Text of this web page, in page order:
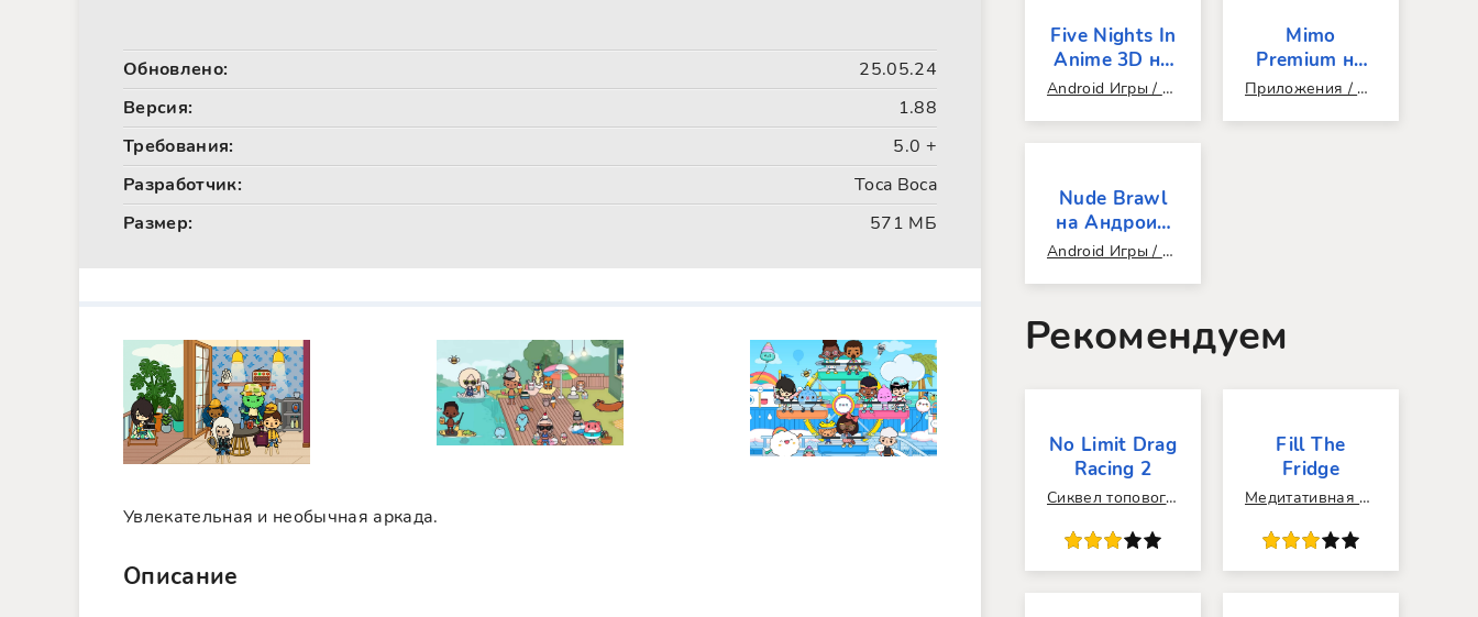
Обновлено:
25.05.24
Версия:
1.88
Требования:
5.0 +
Разработчик:
Toca Boca
Размер:
571 МБ
Увлекательная и необычная аркада.
Описание
Five Nights In
Anime 3D на
андроид Android Игры / 3D / Головоломки / Экшен / Хоррор / Для взрослых / Популярные / Топ 100 / ПК игры / Без регистрации / Без интернета / Без покупок
Mimo
Premium на
Андроид Приложения / Инструменты / Взломанные
Nude Brawl
на Андроид
Последняя Android Игры / Взломанные / Читы / Все Приватки Бравл Старс / 3D / Экшен / Динамичные / Геймпад / Мультиплеер / Онлайн / Кооперативные / Для компании / Бесконечные / Аркады / Которых нет в play market / Для взрослых
Рекомендуем
No Limit Drag
Racing 2
Сиквел топового рейсинг-симулятора.
4 5
Fill The
Fridge
Медитативная головоломка для тех, кто является перфекционистом.
4 5